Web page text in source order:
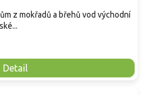
Detail
z mokřadů a břehů vod východní